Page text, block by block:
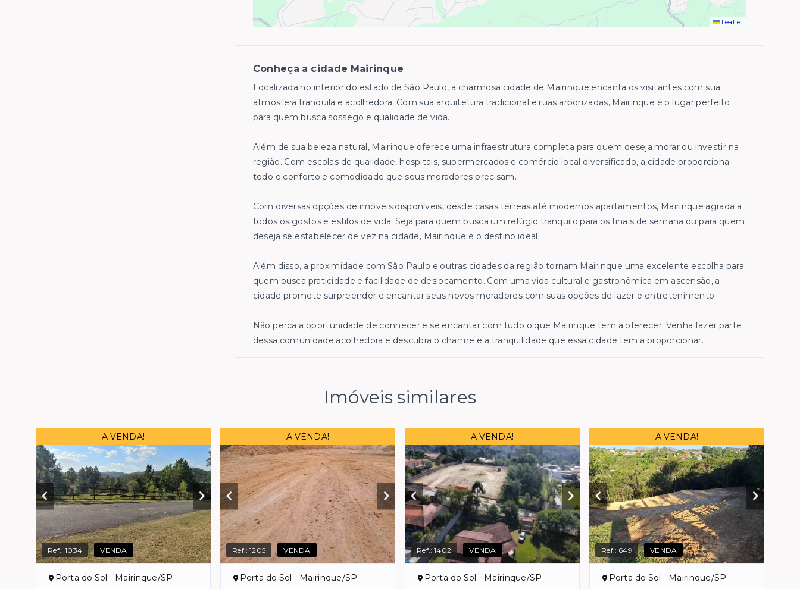
Leaflet
Conheça a cidade Mairinque
Localizada no interior do estado de São Paulo, a charmosa cidade de Mairinque encanta os visitantes com sua
atmosfera tranquila e acolhedora. Com sua arquitetura tradicional e ruas arborizadas, Mairinque é o lugar perfeito
para quem busca sossego e qualidade de vida.
Além de sua beleza natural, Mairinque oferece uma infraestrutura completa para quem deseja morar ou investir na
região. Com escolas de qualidade, hospitais, supermercados e comércio local diversificado, a cidade proporciona
todo o conforto e comodidade que seus moradores precisam.
Com diversas opções de imóveis disponíveis, desde casas térreas até modernos apartamentos, Mairinque agrada a
todos os gostos e estilos de vida. Seja para quem busca um refúgio tranquilo para os finais de semana ou para quem
deseja se estabelecer de vez na cidade, Mairinque é o destino ideal.
Além disso, a proximidade com São Paulo e outras cidades da região tornam Mairinque uma excelente escolha para
quem busca praticidade e facilidade de deslocamento. Com uma vida cultural e gastronômica em ascensão, a
cidade promete surpreender e encantar seus novos moradores com suas opções de lazer e entretenimento.
Não perca a oportunidade de conhecer e se encantar com tudo o que Mairinque tem a oferecer. Venha fazer parte
dessa comunidade acolhedora e descubra o charme e a tranquilidade que essa cidade tem a proporcionar.
Imóveis similares
A VENDA!
Ref.:1034 VENDA
Porta do Sol - Mairinque/SP
A VENDA!
Ref.:1205 VENDA
Porta do Sol - Mairinque/SP
A VENDA!
Ref.:1402 VENDA
Porta do Sol - Mairinque/SP
A VENDA!
Ref.: 649 VENDA
Porta do Sol - Mairinque/SP